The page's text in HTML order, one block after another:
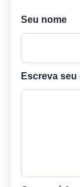
Seu nome
Escreva